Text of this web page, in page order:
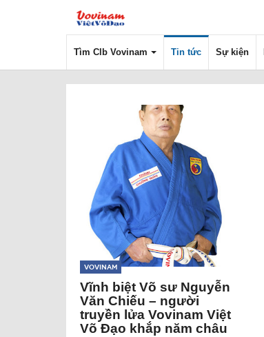
Tìm Clb Vovinam Tin tức Sự kiện
Vovinam
Vĩnh biệt Võ sư Nguyễn
Văn Chiếu – người
truyền lửa Vovinam Việt
Võ Đạo khắp năm châu